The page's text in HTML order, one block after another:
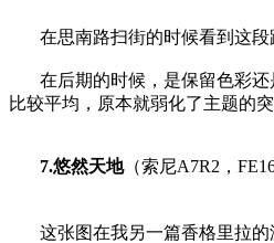
在思南路扫街的时候看到这
在后期的时候，是保留色彩
比较平均，原本就弱化了主题的
7.悠然天地（索尼A7R2，
这张图在我另一篇香格里拉